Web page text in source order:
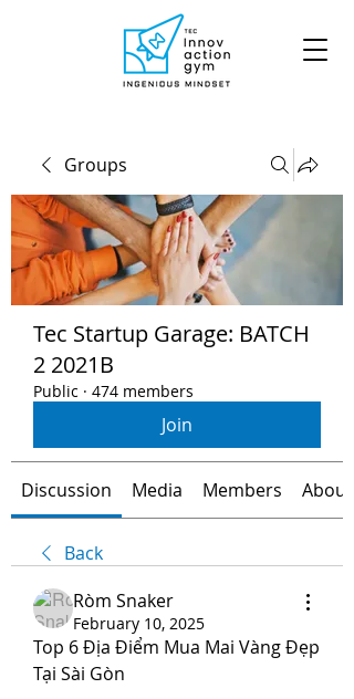
Groups
Tec Startup Garage: BATCH
2 2021B
Public · 474 members
Join
Discussion Media Members About
Back
Ròm Snaker
February 10, 2025
Top 6 Địa Điểm Mua Mai Vàng Đẹp
Tại Sài Gòn